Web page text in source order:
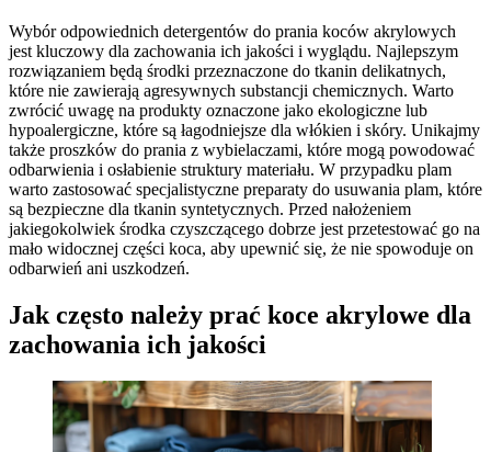
Wybór odpowiednich detergentów do prania koców akrylowych
jest kluczowy dla zachowania ich jakości i wyglądu. Najlepszym
rozwiązaniem będą środki przeznaczone do tkanin delikatnych,
które nie zawierają agresywnych substancji chemicznych. Warto
zwrócić uwagę na produkty oznaczone jako ekologiczne lub
hypoalergiczne, które są łagodniejsze dla włókien i skóry. Unikajmy
także proszków do prania z wybielaczami, które mogą powodować
odbarwienia i osłabienie struktury materiału. W przypadku plam
warto zastosować specjalistyczne preparaty do usuwania plam, które
są bezpieczne dla tkanin syntetycznych. Przed nałożeniem
jakiegokolwiek środka czyszczącego dobrze jest przetestować go na
mało widocznej części koca, aby upewnić się, że nie spowoduje on
odbarwień ani uszkodzeń.
Jak często należy prać koce akrylowe dla
zachowania ich jakości